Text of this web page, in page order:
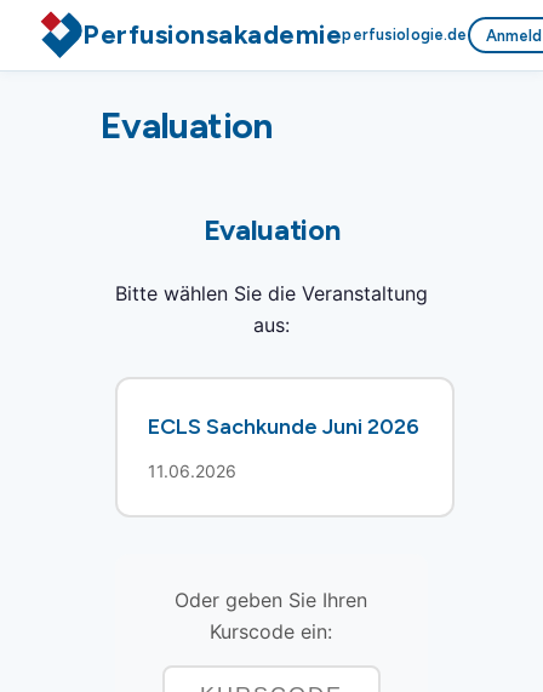
Perfusionsakademieperfusiologie.de
Evaluation
Evaluation
Bitte wählen Sie die Veranstaltung
aus:
ECLS Sachkunde Juni 2026
11.06.2026
Oder geben Sie Ihren
Kurscode ein: